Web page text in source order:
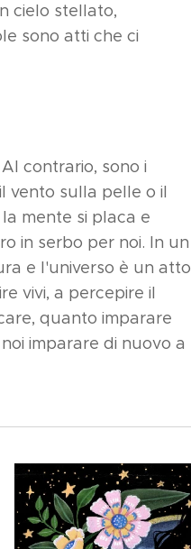
cielo stellato,
sono atti che ci
contrario, sono i
vento sulla pelle o il
mente si placa e
in serbo per noi. In un
e l'universo è un atto
vivi, a percepire il
quanto imparare
imparare di nuovo a